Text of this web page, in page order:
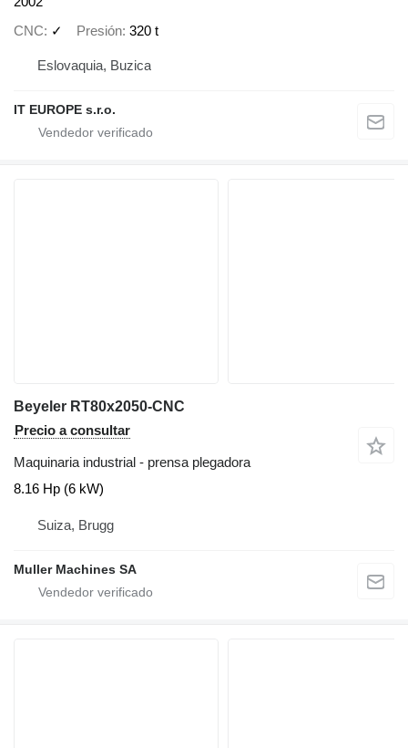
CNC
✓ Presión 320 t
Eslovaquia, Buzica
IT EUROPE s.r.o.
Beyeler RT80x2050-CNC
Precio a consultar
Maquinaria industrial - prensa plegadora
8.16 Hp (6 kW)
Suiza, Brugg
Muller Machines SA